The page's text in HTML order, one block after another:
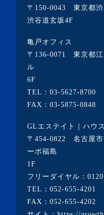
〒150-0043 東京都渋
渋谷道玄坂4F
亀戸オフィス
〒136-0071 東京都
ル
6F
TEL： 03-5627-8700
FAX：03-5875-0848
GLエステイト｜ハウ
〒454-0822 名古屋
ーポ福島
1F
フリーダイヤル：
TEL： 052-655-4201
FAX：052-655-4202